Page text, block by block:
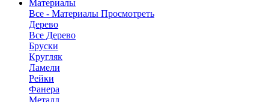
Материалы
Все - Материалы Просмотреть
Дерево
Все Дерево
Бруски
Кругляк
Ламели
Рейки
Фанера
Металл